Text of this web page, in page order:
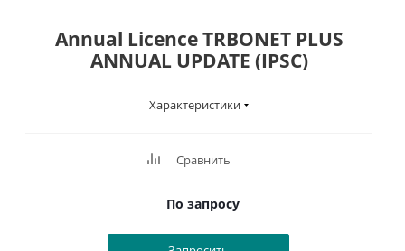
Annual Licence TRBONET PLUS
ANNUAL UPDATE (IPSC)
Характеристики
Сравнить
По запросу